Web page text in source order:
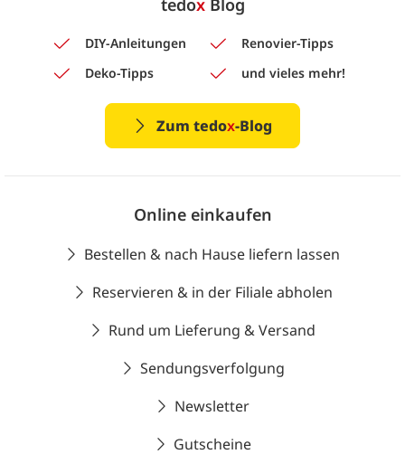
tedoxBlog
DIY-Anleitungen
Renovier-Tipps
Deko-Tipps
und vieles mehr!
Zum tedox-Blog
Online einkaufen
Bestellen & nach Hause liefern lassen
Reservieren & in der Filiale abholen
Rund um Lieferung & Versand
Sendungsverfolgung
Newsletter
Gutscheine